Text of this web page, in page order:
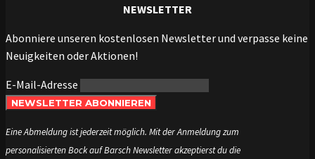
NEWSLETTER
Abonniere unseren kostenlosen Newsletter und verpasse keine
Neuigkeiten oder Aktionen!
E-Mail-Adresse
NEWSLETTER ABONNIEREN
Eine Abmeldung ist jederzeit möglich. Mit der Anmeldung zum
personalisierten Bock auf Barsch Newsletter akzeptierst du die